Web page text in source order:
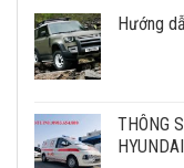
Hướng
THÔNG